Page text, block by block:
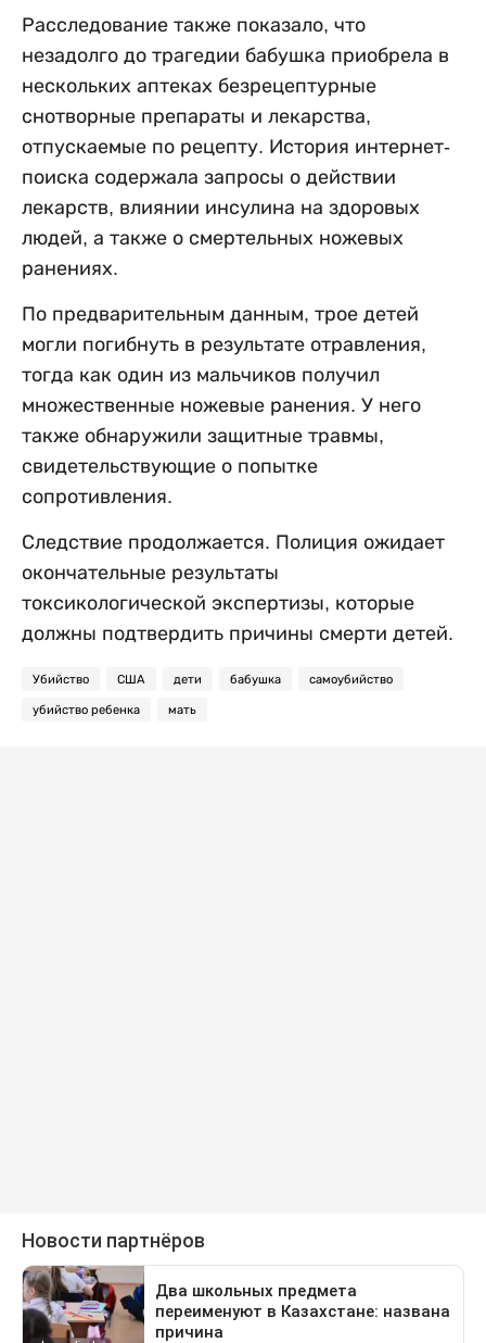
Расследование также показало, что
незадолго до трагедии бабушка приобрела в
нескольких аптеках безрецептурные
снотворные препараты и лекарства,
отпускаемые по рецепту. История интернет-
поиска содержала запросы о действии
лекарств, влиянии инсулина на здоровых
людей, а также о смертельных ножевых
ранениях.
По предварительным данным, трое детей
могли погибнуть в результате отравления,
тогда как один из мальчиков получил
множественные ножевые ранения. У него
также обнаружили защитные травмы,
свидетельствующие о попытке
сопротивления.
Следствие продолжается. Полиция ожидает
окончательные результаты
токсикологической экспертизы, которые
должны подтвердить причины смерти детей.
Убийство США дети бабушка самоубийство
убийство ребенка мать